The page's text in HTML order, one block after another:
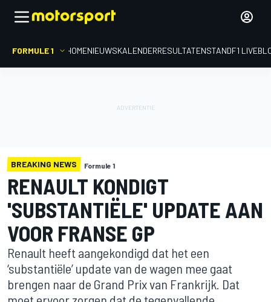
FORMULE 1 HOMENIEUWSKALENDERRESULTATENSTANDF1
BREAKING NEWS Formule 1
RENAULT KONDIGT
'SUBSTANTIËLE' UPDATE AAN
VOOR FRANSE GP
Renault heeft aangekondigd dat het een
‘substantiële’ update van de wagen mee gaat
brengen naar de Grand Prix van Frankrijk. Dat